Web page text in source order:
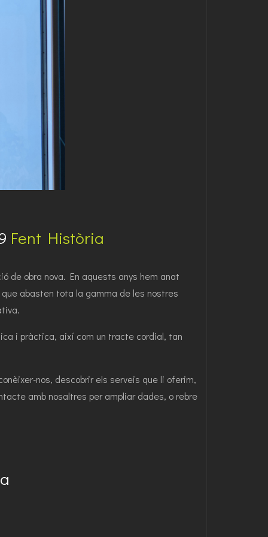
Fent Història
de obra nova. En aquests anys hem anat
abasten tota la gamma de les nostres
i pràctica, així com un tracte cordial, tan
nos, descobrir els serveis que li oferim,
amb nosaltres per ampliar dades, o rebre